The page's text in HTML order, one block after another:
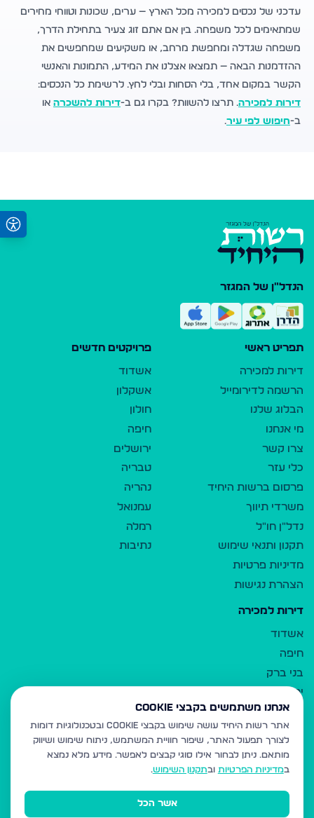
עדכני של נכסים למכירה מכל הארץ — ערים, שכונות וטווחי מחירים
שמתאימים לכל משפחה. בין אם אתם זוג צעיר בתחילת הדרך,
משפחה שגדלה ומחפשת מרחב, או משקיעים שמחפשים את
ההזדמנות הבאה — תמצאו אצלנו את המידע, התמונות והאנשי
הקשר במקום אחד, בלי הסחות ובלי לחץ. לרשימת כל הנכסים:
דירות למכירה. תרצו להשוות? בקרו גם ב-דירות להשכרה או
ב-חיפוש לפי עיר.
הנדל"ן של המגזר
תפריט ראשי
דירות למכירה
הרשמה לדירומייל
הבלוג שלנו
מי אנחנו
צרו קשר
כלי עזר
פרסום ברשות היחיד
משרדי תיווך
נדל"ן חו"ל
תקנון ותנאי שימוש
מדיניות פרטיות
הצהרת נגישות
פרויקטים חדשים
אשדוד
אשקלון
חולון
חיפה
ירושלים
טבריה
נהריה
עמנואל
רמלה
נתיבות
דירות למכירה
אשדוד
חיפה
בני ברק
ירושלים
אלעד
גבעת זאב
בית שמש
רכסים
מודיעין עילית
אנחנו משתמשים בקבצי Cookie
אתר רשות היחיד עושה שימוש בקבצי Cookie ובטכנולוגיות דומות
לצורך תפעול האתר, שיפור חוויית המשתמש, ניתוח שימוש ושיווק
מותאם. ניתן לבחור אילו סוגי קבצים לאפשר. מידע מלא נמצא
במדיניות הפרטיות ובתקנון השימוש.
אשר הכל